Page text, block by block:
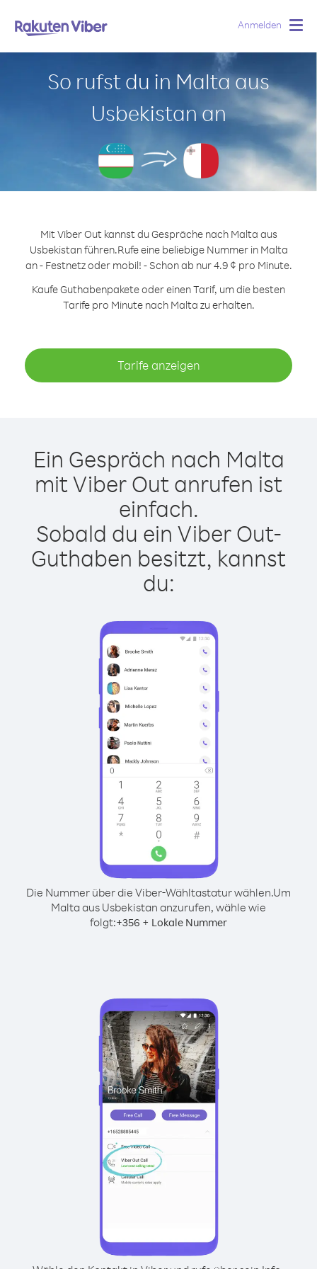
Anmelden
So rufst du in Malta aus
Usbekistan an
Mit Viber Out kannst du Gespräche nach Malta aus
Usbekistan führen.Rufe eine beliebige Nummer in Malta
an - Festnetz oder mobil! - Schon ab nur 4.9 ¢ pro Minute.
Kaufe Guthabenpakete oder einen Tarif, um die besten
Tarife pro Minute nach Malta zu erhalten.
Tarife anzeigen
Ein Gespräch nach Malta
mit Viber Out anrufen ist
einfach.
Sobald du ein Viber Out-
Guthaben besitzt, kannst
du:
Die Nummer über die Viber-Wähltastatur wählen.Um
Malta aus Usbekistan anzurufen, wähle wie
folgt:+356 + Lokale Nummer